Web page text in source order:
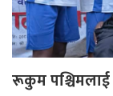
रूकुम पश्चिमलाई